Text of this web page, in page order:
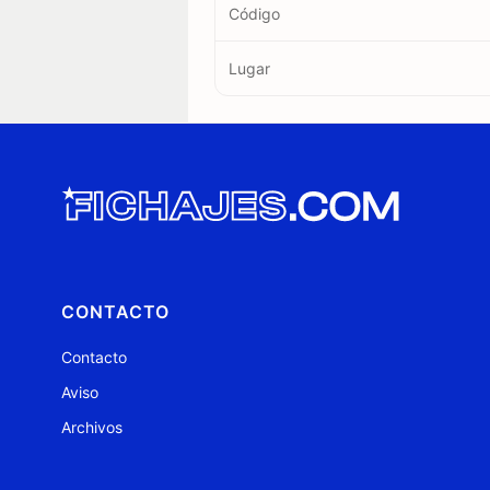
Código
Lugar
CONTACTO
Contacto
Aviso
Archivos